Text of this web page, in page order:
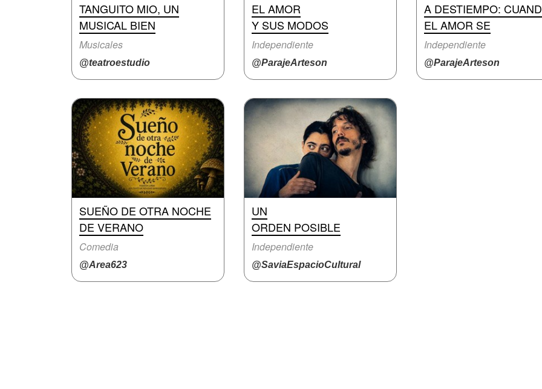
TANGUITO MIO, UN
MUSICAL BIEN
Musicales
@teatroestudio
EL AMOR
Y SUS MODOS
Independiente
@ParajeArteson
A DESTIEMPO:
EL AMOR SE
Independiente
@ParajeArteson
SUEÑO DE OTRA NOCHE
DE VERANO
Comedia
@Area623
UN
ORDEN POSIBLE
Independiente
@SaviaEspacioCultural